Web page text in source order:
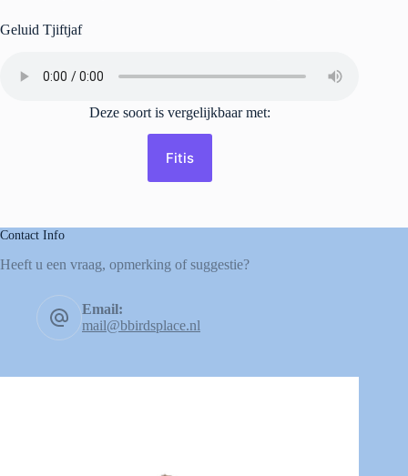
Geluid Tjiftjaf
Deze soort is vergelijkbaar met:
Fitis
Contact Info
Heeft u een vraag, opmerking of suggestie?
Email:
mail@bbirdsplace.nl